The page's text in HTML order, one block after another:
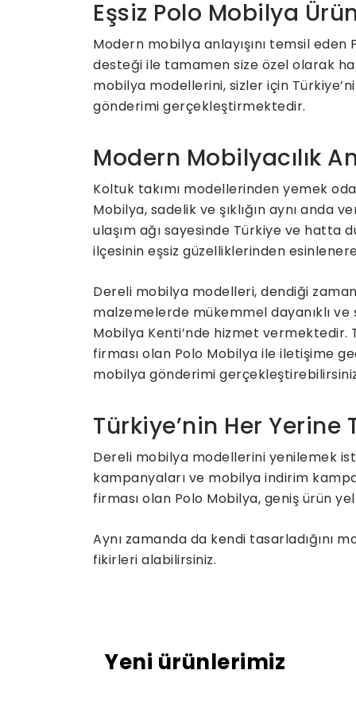
Eşsiz Polo Mobilya
Modern mobilya anlayışını temsil
desteği ile tamamen size özel olarak
mobilya modellerini, sizler için
gönderimi gerçekleştirmektedir.
Modern Mobilyacılık
Koltuk takımı modellerinden yemek
Mobilya, sadelik ve şıklığın aynı
ulaşım ağı sayesinde Türkiye ve hatta
ilçesinin eşsiz güzelliklerinden
Dereli mobilya modelleri, dendiği
malzemelerde mükemmel dayanıklı
Mobilya Kenti’nde hizmet vermektedir.
firması olan Polo Mobilya ile iletişime
mobilya gönderimi
Türkiye’nin Her Yerine
Dereli mobilya modellerini yenilemek
kampanyaları ve mobilya indirim
firması olan Polo Mobilya, geniş ürün
Aynı zamanda da kendi tasarladığını
fikirleri alabilirsiniz.
Yeni ürünlerimiz